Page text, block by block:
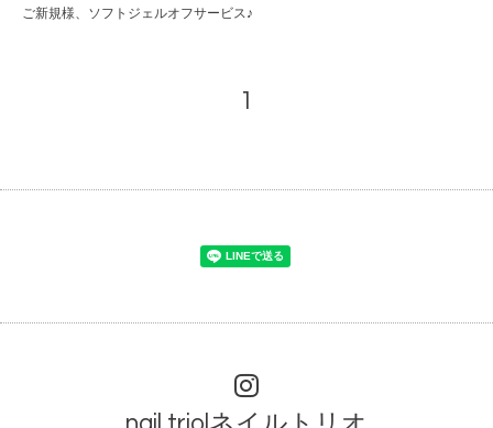
ご新規様、ソフトジェルオフサービス♪
1